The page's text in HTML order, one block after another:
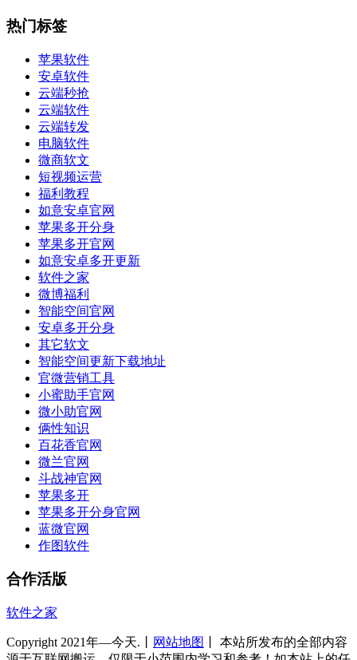
热门标签
苹果软件
安卓软件
云端秒抢
云端软件
云端转发
电脑软件
微商软文
短视频运营
福利教程
如意安卓官网
苹果多开分身
苹果多开官网
如意安卓多开更新
软件之家
微博福利
智能空间官网
安卓多开分身
其它软文
智能空间更新下载地址
官微营销工具
小蜜助手官网
微小助官网
俩性知识
百花香官网
微兰官网
斗战神官网
苹果多开
苹果多开分身官网
蓝微官网
作图软件
合作活版
软件之家
Copyright 2021年—今天.丨 网站地图
丨 本站所发布的全部内容